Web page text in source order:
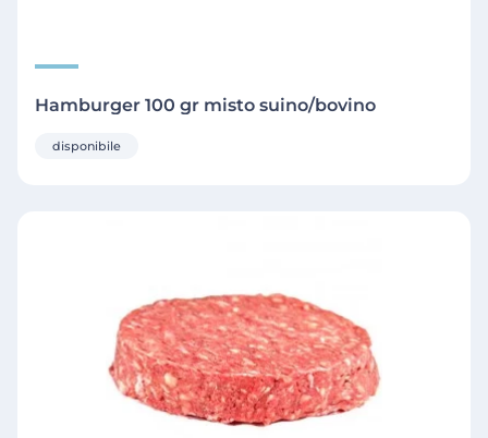
Hamburger 100 gr misto suino/bovino
disponibile